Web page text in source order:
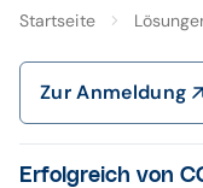
Startseite
Zur Anmeldung
Erfolgreich von